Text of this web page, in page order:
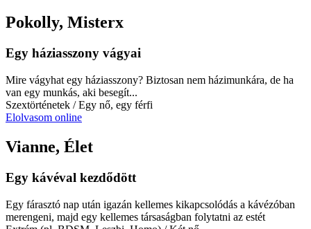
Pokolly, Misterx
Egy háziasszony vágyai
Mire vágyhat egy háziasszony? Biztosan nem házimunkára, de ha
van egy munkás, aki besegít...
Szextörténetek / Egy nő, egy férfi
Elolvasom online
Vianne, Élet
Egy kávéval kezdődött
Egy fárasztó nap után igazán kellemes kikapcsolódás a kávézóban
merengeni, majd egy kellemes társaságban folytatni az estét